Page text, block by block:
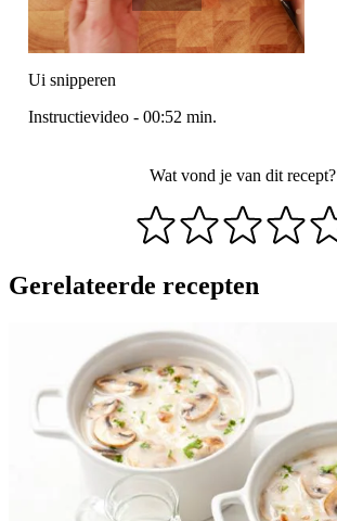
Ui snipperen
Instructievideo - 00:52 min.
Wat vond je van dit recept?
Gerelateerde recepten